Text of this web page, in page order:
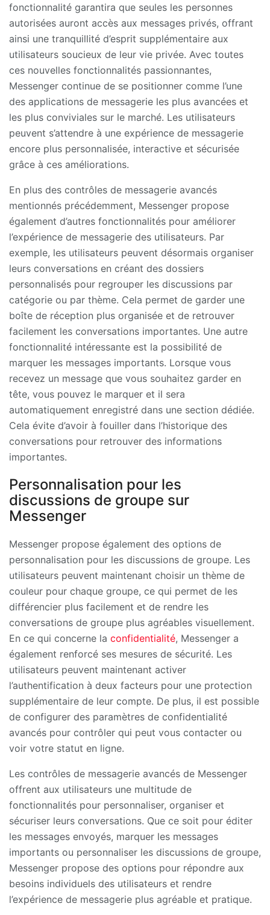
fonctionnalité garantira que seules les personnes
autorisées auront accès aux messages privés, offrant
ainsi une tranquillité d’esprit supplémentaire aux
utilisateurs soucieux de leur vie privée. Avec toutes
ces nouvelles fonctionnalités passionnantes,
Messenger continue de se positionner comme l’une
des applications de messagerie les plus avancées et
les plus conviviales sur le marché. Les utilisateurs
peuvent s’attendre à une expérience de messagerie
encore plus personnalisée, interactive et sécurisée
grâce à ces améliorations.
En plus des contrôles de messagerie avancés
mentionnés précédemment, Messenger propose
également d’autres fonctionnalités pour améliorer
l’expérience de messagerie des utilisateurs. Par
exemple, les utilisateurs peuvent désormais organiser
leurs conversations en créant des dossiers
personnalisés pour regrouper les discussions par
catégorie ou par thème. Cela permet de garder une
boîte de réception plus organisée et de retrouver
facilement les conversations importantes. Une autre
fonctionnalité intéressante est la possibilité de
marquer les messages importants. Lorsque vous
recevez un message que vous souhaitez garder en
tête, vous pouvez le marquer et il sera
automatiquement enregistré dans une section dédiée.
Cela évite d’avoir à fouiller dans l’historique des
conversations pour retrouver des informations
importantes.
Personnalisation pour les
discussions de groupe sur
Messenger
Messenger propose également des options de
personnalisation pour les discussions de groupe. Les
utilisateurs peuvent maintenant choisir un thème de
couleur pour chaque groupe, ce qui permet de les
différencier plus facilement et de rendre les
conversations de groupe plus agréables visuellement.
En ce qui concerne la confidentialité, Messenger a
également renforcé ses mesures de sécurité. Les
utilisateurs peuvent maintenant activer
l’authentification à deux facteurs pour une protection
supplémentaire de leur compte. De plus, il est possible
de configurer des paramètres de confidentialité
avancés pour contrôler qui peut vous contacter ou
voir votre statut en ligne.
Les contrôles de messagerie avancés de Messenger
offrent aux utilisateurs une multitude de
fonctionnalités pour personnaliser, organiser et
sécuriser leurs conversations. Que ce soit pour éditer
les messages envoyés, marquer les messages
importants ou personnaliser les discussions de groupe,
Messenger propose des options pour répondre aux
besoins individuels des utilisateurs et rendre
l’expérience de messagerie plus agréable et pratique.